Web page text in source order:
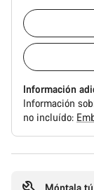
Información
Información
no incluído: